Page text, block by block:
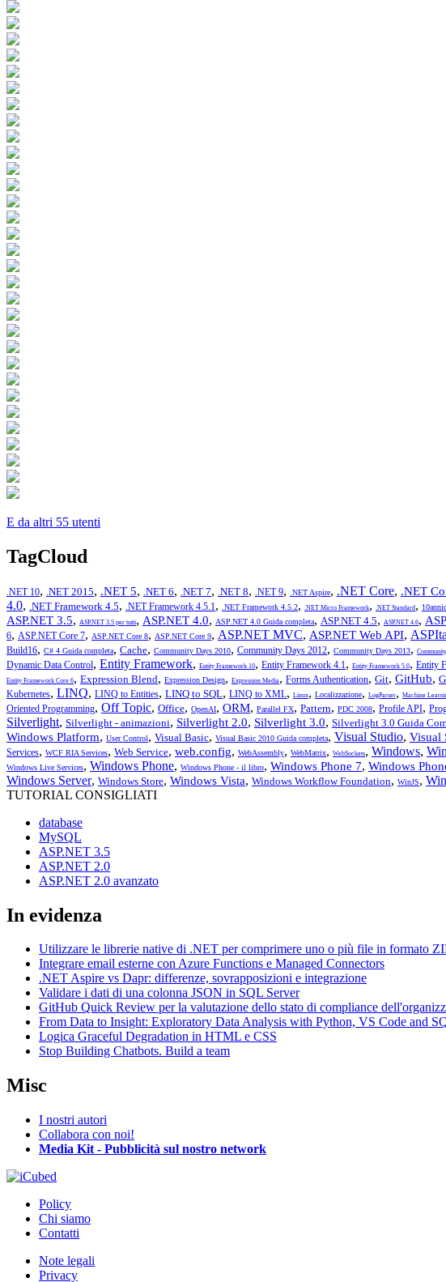
E da altri 55 utenti
TagCloud
.NET 10, .NET 2015, .NET 5, .NET 6, .NET 7, .NET 8, .NET 9, .NET Aspire, .NET Core, .NET
4.0, .NET Framework 4.5, .NET Framework 4.5.1 , .NET Framework 4.5.2, .NET Micro Framework, .NET Standard,
ASP.NET 3.5, ASP.NET 3.5 per tutti, ASP.NET 4.0, ASP.NET 4.0 Guida completa, ASP.NET 4.5, ASP.NET 4.6,
6, ASP.NET Core 7, ASP.NET Core 8, ASP.NET Core 9, ASP.NET MVC, ASP.NET Web API,
Build16, C# 4 Guida completa, Cache, Community Days 2010, Community Days 2012, Community Days 2013,
Dynamic Data Control, Entity Framework, Entity Framework 10, Entity Framework 4.1 , Entity Framework 5.0, Entity
Entity Framework Core 6, Expression Blend, Expression Design, Expression Media , Forms Authentication, Git, GitHub,
Kubernetes, LINQ, LINQ to Entities, LINQ to SQL, LINQ to XML, Linux, Localizzazione, LogParser, Machine
Oriented Programming, Off Topic, Office, OpenAI, ORM, Parallel FX, Pattern, PDC 2008, Profile API,
Silverlight, Silverlight - animazioni, Silverlight 2.0, Silverlight 3.0, Silverlight 3.0 Guida
Windows Platform, User Control, Visual Basic, Visual Basic 2010 Guida completa, Visual Studio, Visual
Services, WCF RIA Services, Web Service, web.config, WebAssembly, WebMatrix, WebSockets, Windows,
Windows Live Services, Windows Phone, Windows Phone - il libro, Windows Phone 7, Windows
Windows Server, Windows Store, Windows Vista, Windows Workflow Foundation, WinJS,
TUTORIAL CONSIGLIATI
database
MySQL
ASP.NET 3.5
ASP.NET 2.0
ASP.NET 2.0 avanzato
In evidenza
Utilizzare le librerie native di .NET per comprimere uno o più file in formato
Integrare email esterne con Azure Functions e Managed Connectors
.NET Aspire vs Dapr: differenze, sovrapposizioni e integrazione
Validare i dati di una colonna JSON in SQL Server
GitHub Quick Review per la valutazione dello stato di compliance
From Data to Insight: Exploratory Data Analysis with Python, VS Code and
Logica Graceful Degradation in HTML e CSS
Stop Building Chatbots. Build a team
Misc
I nostri autori
Collabora con noi!
Media Kit - Pubblicità sul nostro network
Policy
Chi siamo
Contatti
Note legali
Privacy